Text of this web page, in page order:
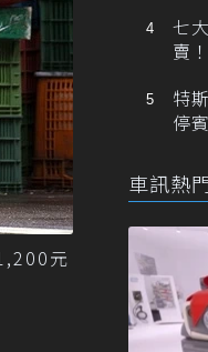
元
七
賣
特
停
車訊熱